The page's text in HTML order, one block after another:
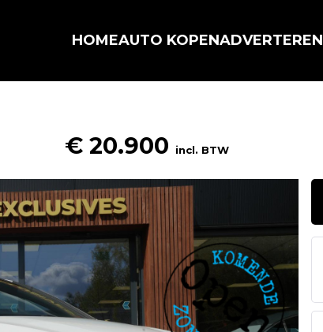
HOMEAUTO KOPENADVERTEREN
€ 20.900 incl. BTW